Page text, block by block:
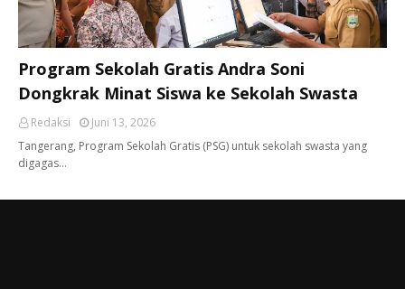
Program Sekolah Gratis Andra Soni
Dongkrak Minat Siswa ke Sekolah Swasta
Redaksi
Juni 13, 2026
Tangerang, ​Program Sekolah Gratis (PSG) untuk sekolah swasta yang
digagas…